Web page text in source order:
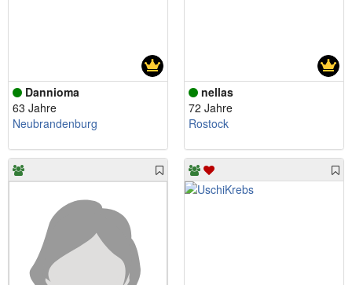
Dannioma
63 Jahre
Neubrandenburg
nellas
72 Jahre
Rostock